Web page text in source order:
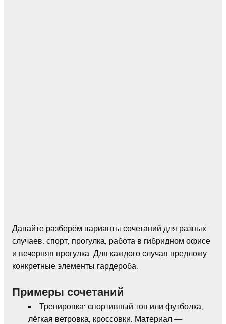
Давайте разберём варианты сочетаний для разных
случаев: спорт, прогулка, работа в гибридном офисе
и вечерняя прогулка. Для каждого случая предложу
конкретные элементы гардероба.
Примеры сочетаний
Тренировка: спортивный топ или футболка,
лёгкая ветровка, кроссовки. Материал —